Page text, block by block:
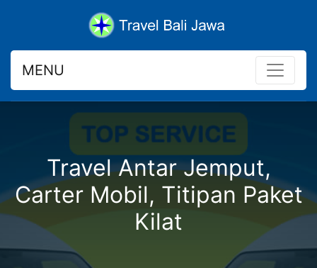
MENU
Travel Antar Jemput,
Carter Mobil, Titipan Paket
Kilat